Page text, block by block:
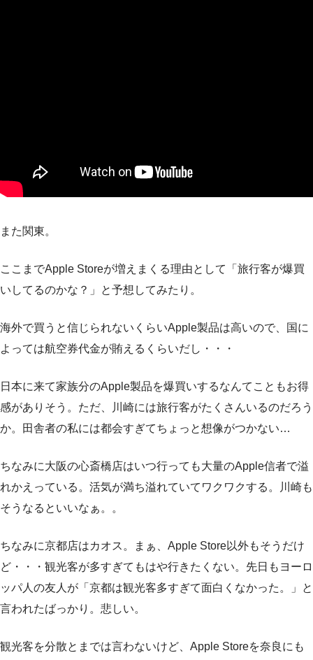
また関東。
ここまでApple Storeが増えまくる理由として「旅行客が爆買
いしてるのかな？」と予想してみたり。
海外で買うと信じられないくらいApple製品は高いので、国に
よっては航空券代金が賄えるくらいだし・・・
日本に来て家族分のApple製品を爆買いするなんてこともお得
感がありそう。ただ、川崎には旅行客がたくさんいるのだろう
か。田舎者の私には都会すぎてちょっと想像がつかない…
ちなみに大阪の心斎橋店はいつ行っても大量のApple信者で溢
れかえっている。活気が満ち溢れていてワクワクする。川崎も
そうなるといいなぁ。。
ちなみに京都店はカオス。まぁ、Apple Store以外もそうだけ
ど・・・観光客が多すぎてもはや行きたくない。先日もヨーロ
ッパ人の友人が「京都は観光客多すぎて面白くなかった。」と
言われたばっかり。悲しい。
観光客を分散とまでは言わないけど、Apple Storeを奈良にも